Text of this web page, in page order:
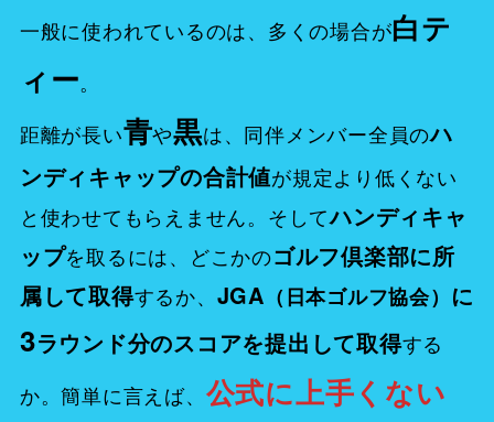
一般に使われているのは、多くの場合が白テ
ィー。
距離が長い青や黒は、同伴メンバー全員のハ
ンディキャップの合計値が規定より低くない
と使わせてもらえません。そしてハンディキャ
ップを取るには、どこかのゴルフ倶楽部に所
属して取得するか、 JGA （日本ゴルフ協会） に
3ラウンド分のスコアを提出して取得する
か。簡単に言えば、 公式に上手くない